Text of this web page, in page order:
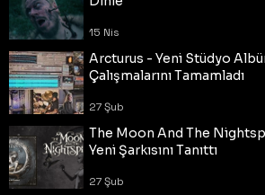
15 Nis
Arcturus - Yeni Stüdyo
Çalışmalarını Tamamladı
27 Şub
The Moon And The
Yeni Şarkısını Tanıttı
27 Şub